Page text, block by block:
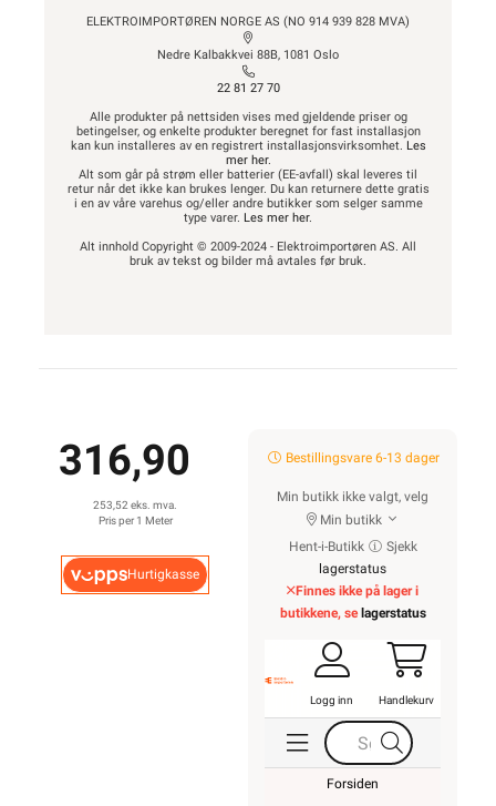
ELEKTROIMPORTØREN NORGE AS (NO 914 939 828 MVA)
Nedre Kalbakkvei 88B, 1081 Oslo
22 81 27 70
Alle produkter på nettsiden vises med gjeldende priser og
betingelser, og enkelte produkter beregnet for fast installasjon
kan kun installeres av en registrert installasjonsvirksomhet. Les
mer her.
Alt som går på strøm eller batterier (EE-avfall) skal leveres til
retur når det ikke kan brukes lenger. Du kan returnere dette gratis
i en av våre varehus og/eller andre butikker som selger samme
type varer. Les mer her.
Alt innhold Copyright © 2009-2024 - Elektroimportøren AS. All
bruk av tekst og bilder må avtales før bruk.
316,90
253,52 eks. mva.
Pris per 1 Meter
Hurtigkasse
Bestillingsvare 6-13 dager
Min butikk ikke valgt, velg
Min butikk
Hent-i-Butikk
Sjekk
lagerstatus
Finnes ikke på lager i
butikkene, se lagerstatus
Logg inn Handlekurv
Forsiden